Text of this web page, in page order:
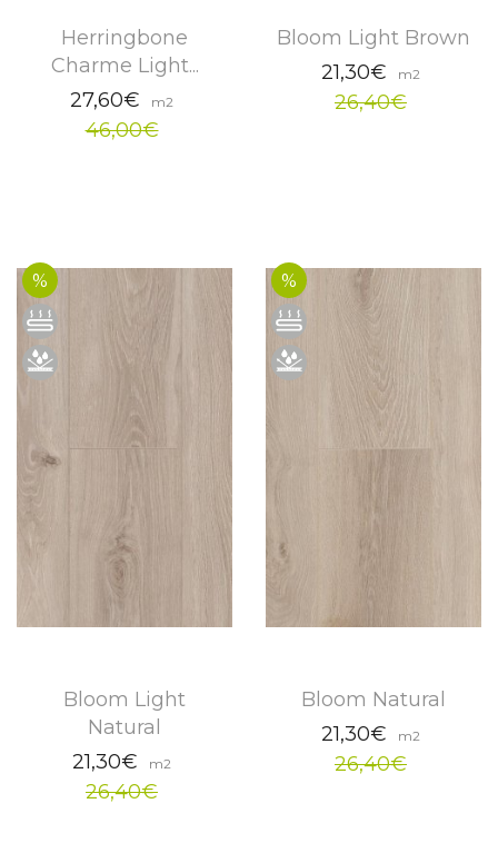
Herringbone
Charme Light...
27,60€
m2
46,00€
Bloom Light Brown
21,30€
m2
26,40€
%
Bloom Light
Natural
21,30€
m2
26,40€
%
Bloom Natural
21,30€
m2
26,40€